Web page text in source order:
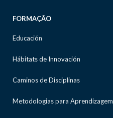
FORMAÇÃO
Educación
Hábitats de Innovación
Caminos de Disciplinas
Metodologias para Aprendizagem